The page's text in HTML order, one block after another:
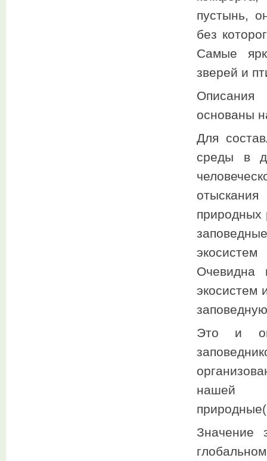
пустынь,
без
Самые
зверей и
Описания
основаны
Для
среды в
природных
Очевидна
экосистем
Это и
нашей
Значение